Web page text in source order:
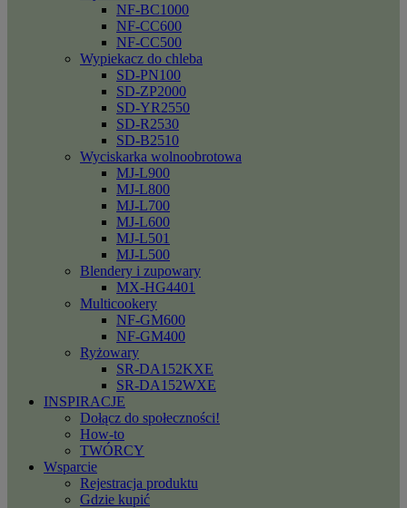
NF-BC1000
NF-CC600
NF-CC500
Wypiekacz do chleba
SD-PN100
SD-ZP2000
SD-YR2550
SD-R2530
SD-B2510
Wyciskarka wolnoobrotowa
MJ-L900
MJ-L800
MJ-L700
MJ-L600
MJ-L501
MJ-L500
Blendery i zupowary
MX-HG4401
Multicookery
NF-GM600
NF-GM400
Ryżowary
SR-DA152KXE
SR-DA152WXE
INSPIRACJE
Dołącz do społeczności!
How-to
TWÓRCY
Wsparcie
Rejestracja produktu
Gdzie kupić